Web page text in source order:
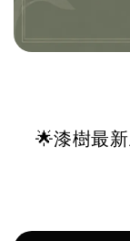
🌟漆樹最